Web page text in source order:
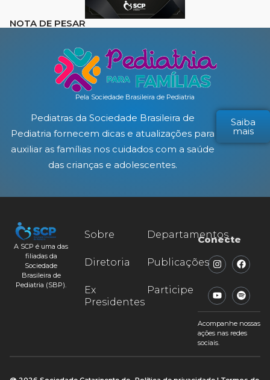
NOTA DE PESAR
Pela Sociedade Brasileira de Pediatria
Pediatras da Sociedade Brasileira de
Pediatria fornecem dicas e atualizações para
auxiliar as famílias nos cuidados com a saúde
das crianças e adolescentes.
Saiba
mais
A SCP é uma das
filiadas da
Sociedade
Brasileira de
Pediatria (SBP).
Sobre
Diretoria
Ex
Presidentes
Departamentos
Publicações
Participe
Conecte
Acompanhe nossas
ações nas redes
sociais.